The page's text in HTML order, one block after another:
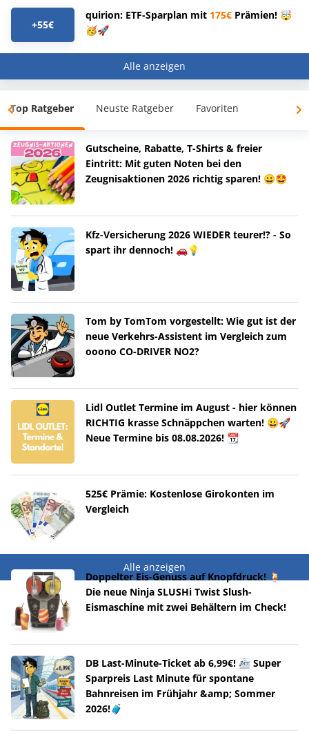
+55€
quirion: ETF-Sparplan mit 175€ Prämien! 🤯
🥳🚀
Alle anzeigen
Top Ratgeber Neuste Ratgeber Favoriten
Gutscheine, Rabatte, T-Shirts & freier
Eintritt: Mit guten Noten bei den
Zeugnisaktionen 2026 richtig sparen! 😀🤩
Kfz-Versicherung 2026 WIEDER teurer!? - So
spart ihr dennoch! 🚗💡
Tom by TomTom vorgestellt: Wie gut ist der
neue Verkehrs-Assistent im Vergleich zum
ooono CO-DRIVER NO2?
Lidl Outlet Termine im August - hier können
RICHTIG krasse Schnäppchen warten! 😀🚀
Neue Termine bis 08.08.2026! 📆
525€ Prämie: Kostenlose Girokonten im
Vergleich
Alle anzeigen
Doppelter Eis-Genuss auf Knopfdruck! 🍹
Die neue Ninja SLUSHi Twist Slush-
Eismaschine mit zwei Behältern im Check!
DB Last-Minute-Ticket ab 6,99€! 🚈 Super
Sparpreis Last Minute für spontane
Bahnreisen im Frühjahr &amp; Sommer
2026!🧳